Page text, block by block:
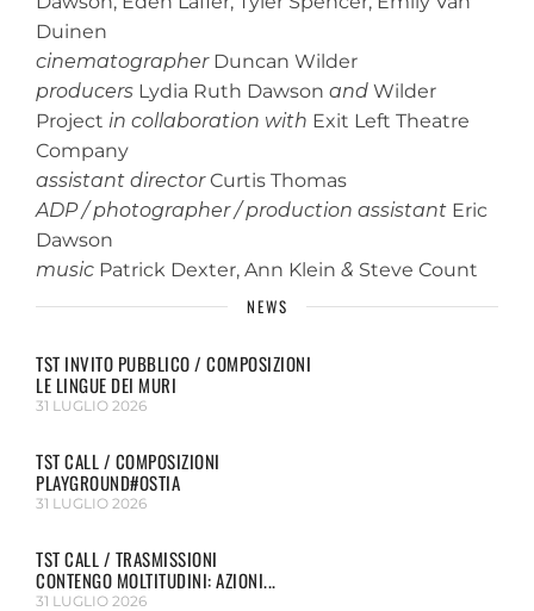
Duinen
cinematographer Duncan Wilder
producers Lydia Ruth Dawson and Wilder
Project in collaboration with Exit Left Theatre
Company
assistant directorCurtis Thomas
ADP / photographer / production assistant Eric
Dawson
music Patrick Dexter, Ann Klein & Steve Count
NEWS
TST INVITO PUBBLICO / COMPOSIZIONI
LE LINGUE DEI MURI
31 LUGLIO 2026
TST CALL / COMPOSIZIONI
PLAYGROUND#OSTIA
31 LUGLIO 2026
TST CALL / TRASMISSIONI
CONTENGO MOLTITUDINI: AZIONI...
31 LUGLIO 2026